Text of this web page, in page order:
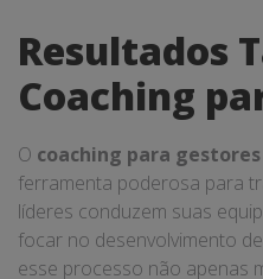
Resultados
Coaching
O coaching para gestores
ferramenta poderosa para
líderes conduzem suas
focar no desenvolvimento de
esse processo não apenas